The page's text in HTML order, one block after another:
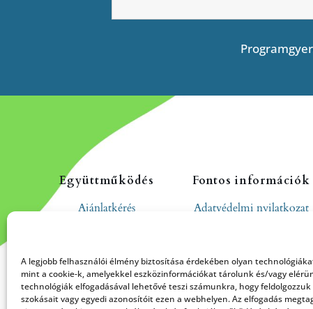
A legjobb felhasználói élmény biztosítása érdekében olyan
mint a cookie-k, amelyekkel eszközinformációkat tárolunk és/vagy
technológiák elfogadásával lehetővé teszi számunkra, hogy feldolgozzuk
szokásait vagy egyedi azonosítóit ezen a webhelyen. Az elfogadás
Együttműködés
Ajánlatkérés
Fontos információk
Adatvédelmi nyilatkozat
moderálási szabályzat